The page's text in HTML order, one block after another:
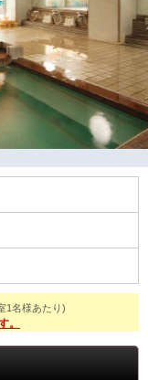
1名様あたり)
。